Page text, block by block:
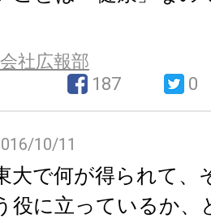
社広報部
187
0
10/11
大で何が得られて、
役に立っているか、